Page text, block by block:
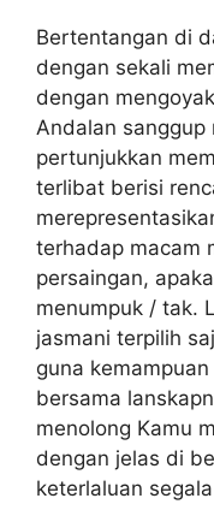
Bertentangan di
dengan sekali
dengan
Andalan sanggup
pertunjukkan
terlibat berisi
terhadap macam
persaingan,
menumpuk / tak.
jasmani terpilih
guna
bersama
menolong Kamu
dengan jelas di
keterlaluan